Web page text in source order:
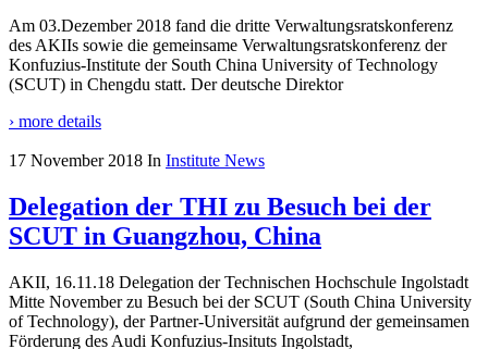
Am 03.Dezember 2018 fand die dritte Verwaltungsratskonferenz
des AKIIs sowie die gemeinsame Verwaltungsratskonferenz der
Konfuzius-Institute der South China University of Technology
(SCUT) in Chengdu statt. Der deutsche Direktor
› more details
17 November 2018 In Institute News
Delegation der THI zu Besuch bei der
SCUT in Guangzhou, China
AKII, 16.11.18 Delegation der Technischen Hochschule Ingolstadt
Mitte November zu Besuch bei der SCUT (South China University
of Technology), der Partner-Universität aufgrund der gemeinsamen
Förderung des Audi Konfuzius-Insituts Ingolstadt,